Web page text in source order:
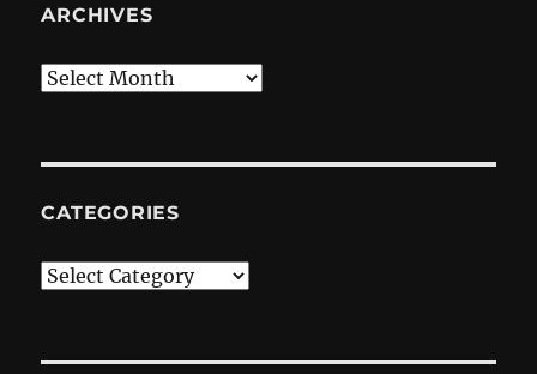
ARCHIVES
Archives
CATEGORIES
Categories